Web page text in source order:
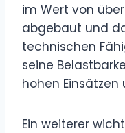
im Wert von
abgebaut und
technischen
seine
hohen
Ein weiterer